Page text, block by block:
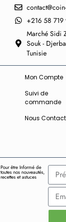
+216 58 719
Marché Sidi
Souk -
Tunisie
Mon Compte
Suivi de
commande
Nous
Pour être Informé de
toutes nos nouveautés,
recettes et astuces